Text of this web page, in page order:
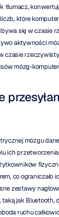
tłumacz,
które
się w czasie
aktywności
czasie
mózg-
mózgu
ich
co ograniczało
zestawy
jak Bluetooth,
ruchu